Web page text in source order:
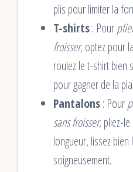
plis pour limiter la
T-shirts: Pour
froisser, optez pour
roulez le t-shirt bien
pour gagner de la
Pantalons: Pour
sans froisser, pliez-
longueur, lissez
soigneusement.